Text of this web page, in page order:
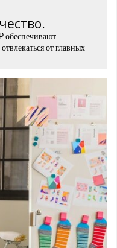
обеспечивают
от главных